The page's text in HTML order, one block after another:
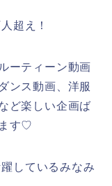
超え！
ーティーン動画
ンス動画、洋服
ど楽しい企画ば
す♡
しているみなみ